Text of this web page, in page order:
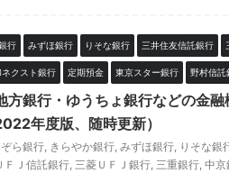
行 みずほ銀行 りそな銀行 三井住友信託銀行
クスト銀行 定期預金 東京スター銀行 野村信託
方銀行・ゆうちょ銀行などの金
年度版、随時更新）
ら銀行, きらやか銀行, みずほ銀行, りそな銀
ＦＪ信託銀行, 三菱ＵＦＪ銀行, 三重銀行, 中京